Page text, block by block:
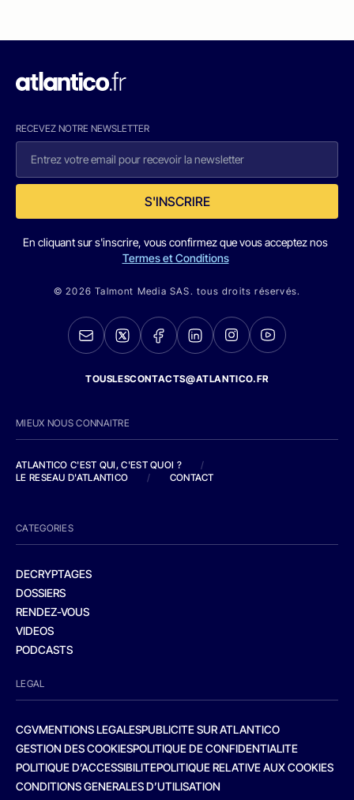
RECEVEZ NOTRE NEWSLETTER
S'INSCRIRE
En cliquant sur s'inscrire, vous confirmez que vous acceptez nos
Termes et Conditions
© 2026 Talmont Media SAS. tous droits réservés.
TOUSLESCONTACTS@ATLANTICO.FR
MIEUX NOUS CONNAITRE
ATLANTICO C'EST QUI, C'EST QUOI ?
/
LE RESEAU D'ATLANTICO
/ CONTACT
CATEGORIES
DECRYPTAGES
DOSSIERS
RENDEZ-VOUS
VIDEOS
PODCASTS
LEGAL
CGVMENTIONS LEGALESPUBLICITE SUR ATLANTICO
GESTION DES COOKIESPOLITIQUE DE CONFIDENTIALITE
POLITIQUE D’ACCESSIBILITEPOLITIQUE RELATIVE AUX COOKIES
CONDITIONS GENERALES D’UTILISATION